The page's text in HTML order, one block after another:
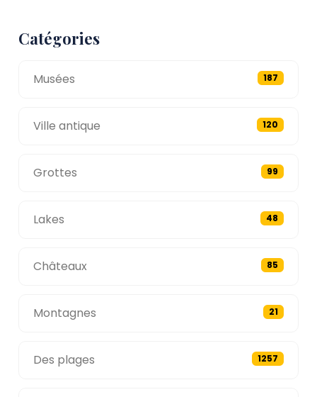
Catégories
Musées 187
Ville antique 120
Grottes 99
Lakes 48
Châteaux 85
Montagnes 21
Des plages 1257